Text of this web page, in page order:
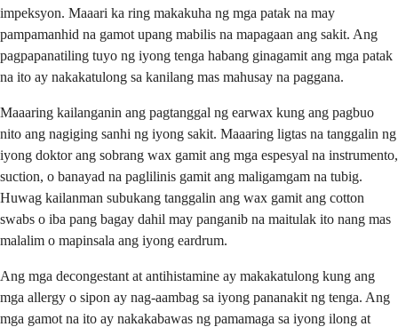
impeksyon. Maaari ka ring makakuha ng mga patak na may
pampamanhid na gamot upang mabilis na mapagaan ang sakit. Ang
pagpapanatiling tuyo ng iyong tenga habang ginagamit ang mga patak
na ito ay nakakatulong sa kanilang mas mahusay na paggana.
Maaaring kailanganin ang pagtanggal ng earwax kung ang pagbuo
nito ang nagiging sanhi ng iyong sakit. Maaaring ligtas na tanggalin ng
iyong doktor ang sobrang wax gamit ang mga espesyal na instrumento,
suction, o banayad na paglilinis gamit ang maligamgam na tubig.
Huwag kailanman subukang tanggalin ang wax gamit ang cotton
swabs o iba pang bagay dahil may panganib na maitulak ito nang mas
malalim o mapinsala ang iyong eardrum.
Ang mga decongestant at antihistamine ay makakatulong kung ang
mga allergy o sipon ay nag-aambag sa iyong pananakit ng tenga. Ang
mga gamot na ito ay nakakabawas ng pamamaga sa iyong ilong at